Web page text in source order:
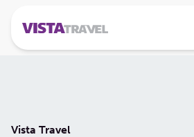
Vista Travel